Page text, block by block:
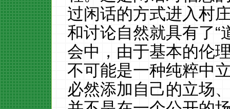
过闲话的方式进入村
和讨论自然就具有了“
会中，由于基本的伦
不可能是一种纯粹中
必然添加自己的立场